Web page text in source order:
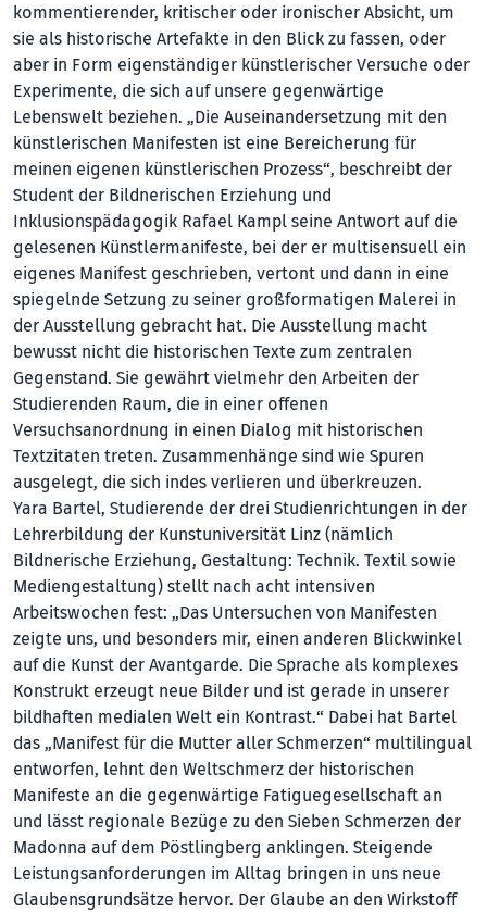
kommentierender, kritischer oder ironischer Absicht, um
sie als historische Artefakte in den Blick zu fassen, oder
aber in Form eigenständiger künstlerischer Versuche oder
Experimente, die sich auf unsere gegenwärtige
Lebenswelt beziehen. „Die Auseinandersetzung mit den
künstlerischen Manifesten ist eine Bereicherung für
meinen eigenen künstlerischen Prozess“, beschreibt der
Student der Bildnerischen Erziehung und
Inklusionspädagogik Rafael Kampl seine Antwort auf die
gelesenen Künstlermanifeste, bei der er multisensuell ein
eigenes Manifest geschrieben, vertont und dann in eine
spiegelnde Setzung zu seiner großformatigen Malerei in
der Ausstellung gebracht hat. Die Ausstellung macht
bewusst nicht die historischen Texte zum zentralen
Gegenstand. Sie gewährt vielmehr den Arbeiten der
Studierenden Raum, die in einer offenen
Versuchsanordnung in einen Dialog mit historischen
Textzitaten treten. Zusammenhänge sind wie Spuren
ausgelegt, die sich indes verlieren und überkreuzen.
Yara Bartel, Studierende der drei Studienrichtungen in der
Lehrerbildung der Kunstuniversität Linz (nämlich
Bildnerische Erziehung, Gestaltung: Technik. Textil sowie
Mediengestaltung) stellt nach acht intensiven
Arbeitswochen fest: „Das Untersuchen von Manifesten
zeigte uns, und besonders mir, einen anderen Blickwinkel
auf die Kunst der Avantgarde. Die Sprache als komplexes
Konstrukt erzeugt neue Bilder und ist gerade in unserer
bildhaften medialen Welt ein Kontrast.“ Dabei hat Bartel
das „Manifest für die Mutter aller Schmerzen“ multilingual
entworfen, lehnt den Weltschmerz der historischen
Manifeste an die gegenwärtige Fatiguegesellschaft an
und lässt regionale Bezüge zu den Sieben Schmerzen der
Madonna auf dem Pöstlingberg anklingen. Steigende
Leistungsanforderungen im Alltag bringen in uns neue
Glaubensgrundsätze hervor. Der Glaube an den Wirkstoff